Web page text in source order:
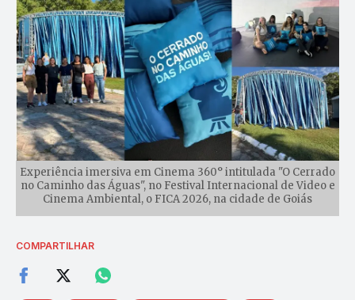
Experiência imersiva em Cinema 360° intitulada "O Cerrado
no Caminho das Águas", no Festival Internacional de Video e
Cinema Ambiental, o FICA 2026, na cidade de Goiás
COMPARTILHAR